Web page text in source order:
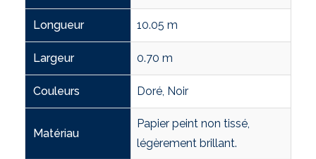
Longueur 10.05 m
Largeur 0.70 m
Couleurs Doré, Noir
Matériau
Papier peint non tissé,
légèrement brillant.